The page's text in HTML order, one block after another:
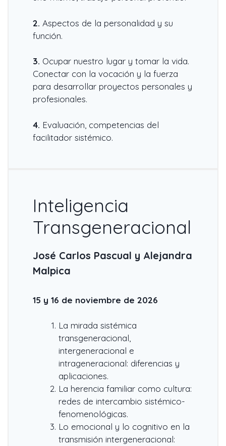
2. Aspectos de la personalidad y su
función.
3. Ocupar nuestro lugar y tomar la vida.
Conectar con la vocación y la fuerza
para desarrollar proyectos personales y
profesionales.
4. Evaluación, competencias del
facilitador sistémico.
Inteligencia
Transgeneracional
José Carlos Pascual y Alejandra
Malpica
15 y 16 de noviembre de 2026
La mirada sistémica
transgeneracional,
intergeneracional e
intrageneracional: diferencias y
aplicaciones.
La herencia familiar como cultura:
redes de intercambio sistémico-
fenomenológicas.
Lo emocional y lo cognitivo en la
transmisión intergeneracional: